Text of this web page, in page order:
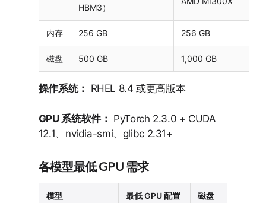
HBM3）
内存 256 GB 256 GB
磁盘 500 GB 1,000 GB
操作系统： RHEL 8.4 或更高版本
GPU 系统软件： PyTorch 2.3.0 + CUDA
12.1、nvidia-smi、glibc 2.31+
各模型最低 GPU 需求
模型 最低 GPU 配置 磁盘